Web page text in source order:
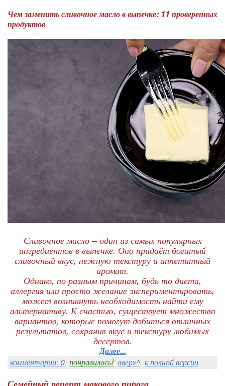
Чем заменить сливочное масло в выпечке: 11 проверенных
продуктов
Сливочное масло – один из самых популярных
ингредиентов в выпечке. Оно придаёт богатый
сливочный вкус, нежную текстуру и аппетитный
аромат.
Однако, по разным причинам, будь то диета,
аллергия или просто желание экспериментировать,
может возникнуть необходимость найти ему
альтернативу. К счастью, существует множество
вариантов, которые помогут добиться отличных
результатов, сохранив вкус и текстуру любимых
десертов.
Далее...
комментарии: 0 понравилось! вверх^ к полной версии